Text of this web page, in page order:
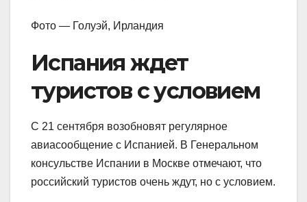
Фото — Голуэй, Ирландия
Испания ждет
туристов с условием
С 21 сентября возобновят регулярное
авиасообщение с Испанией. В Генеральном
консульстве Испании в Москве отмечают, что
российский туристов очень ждут, но с условием.